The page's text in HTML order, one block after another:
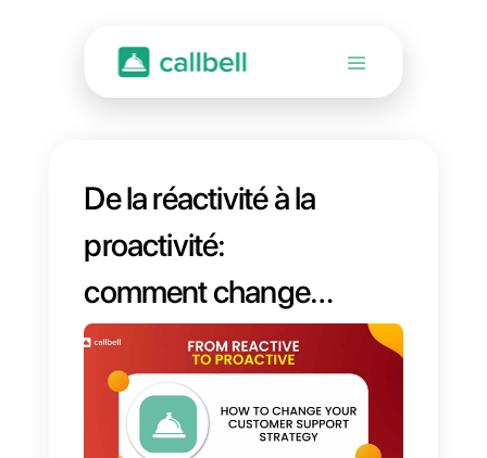
De la réactivité à la
proactivité:
comment changer
votre stratégie de